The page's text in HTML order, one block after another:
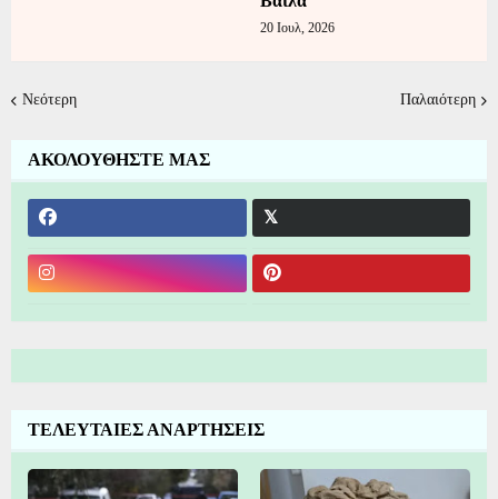
20 Ιουλ, 2026
Νεότερη Παλαιότερη
ΑΚΟΛΟΥΘΗΣΤΕ ΜΑΣ
ΤΕΛΕΥΤΑΙΕΣ ΑΝΑΡΤΗΣΕΙΣ